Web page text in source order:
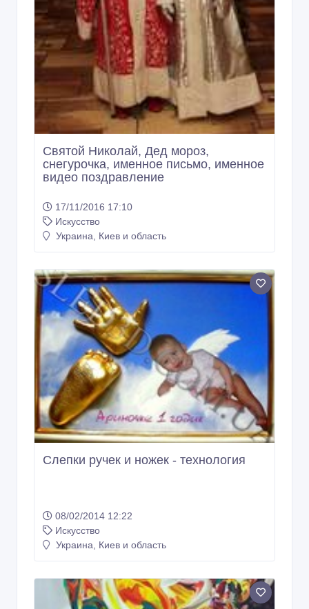
Святой Николай, Дед мороз,
снегурочка, именное письмо, именное
видео поздравление
17/11/2016 17:10
Искусство
Украина, Киев и область
Слепки ручек и ножек - технология
08/02/2014 12:22
Искусство
Украина, Киев и область